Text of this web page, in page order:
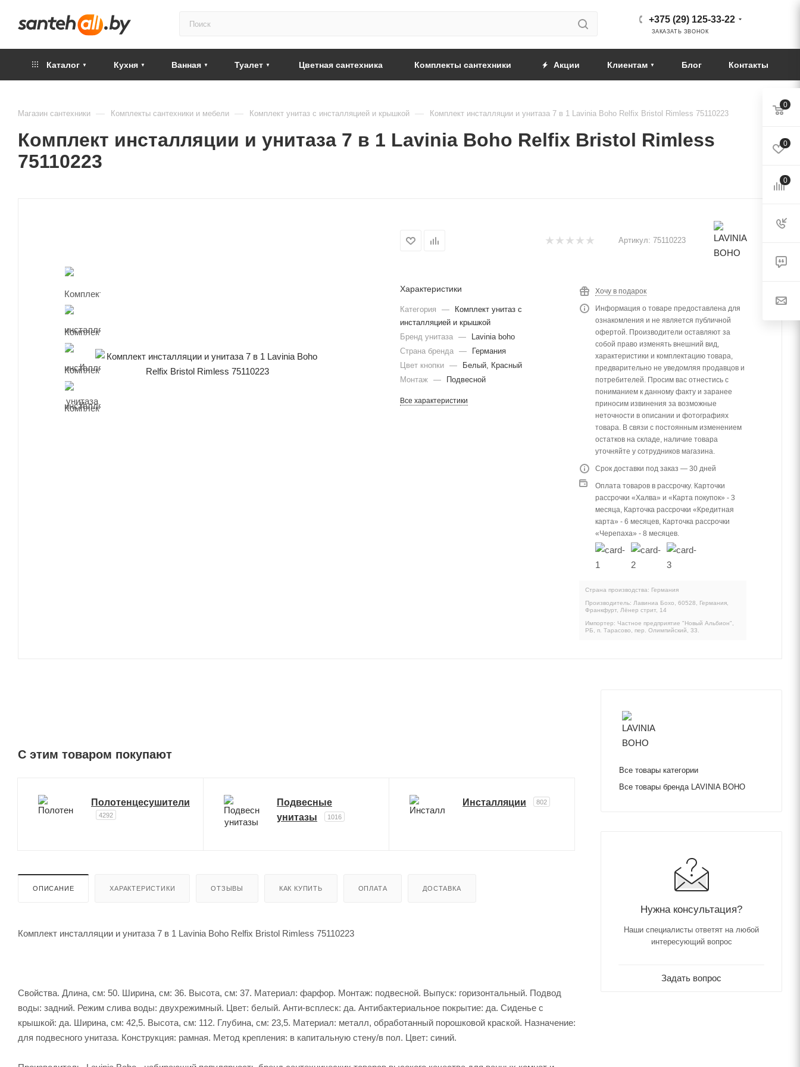
+375 (29) 125-33-22
ЗАКАЗАТЬ ЗВОНОК
Каталог Кухня Ванная Туалет Цветная сантехника Комплекты сантехники Акции Клиентам Блог Контакты
Магазин сантехники — Комплекты сантехники и мебели — Комплект унитаз с инсталляцией и крышкой — Комплект инсталляции и унитаза 7 в 1 Lavinia Boho Relfix Bristol Rimless 75110223
Комплект инсталляции и унитаза 7 в 1 Lavinia Boho Relfix Bristol Rimless
75110223
Артикул: 75110223
Характеристики
Категория —
Комплект унитаз с
инсталляцией и крышкой
Бренд унитаза —
Lavinia boho
Страна бренда —
Германия
Цвет кнопки —
Белый, Красный
Монтаж — Подвесной
Все характеристики
Хочу в подарок
Информация о товаре предоставлена для
ознакомления и не является публичной
офертой. Производители оставляют за
собой право изменять внешний вид,
характеристики и комплектацию товара,
предварительно не уведомляя продавцов и
потребителей. Просим вас отнестись с
пониманием к данному факту и заранее
приносим извинения за возможные
неточности в описании и фотографиях
товара. В связи с постоянным изменением
остатков на складе, наличие товара
уточняйте у сотрудников магазина.
Срок доставки под заказ — 30 дней
Оплата товаров в рассрочку. Карточки
рассрочки «Халва» и «Карта покупок» - 3
месяца, Карточка рассрочки «Кредитная
карта» - 6 месяцев, Карточка рассрочки
«Черепаха» - 8 месяцев.
Страна производства: Германия
Производитель: Лавиниа Бохо, 60528, Германия,
Франкфурт, Лёнер стрит, 14
Импортер: Частное предприятие "Новый Альбион",
РБ, п. Тарасово, пер. Олимпийский, 33.
C этим товаром покупают
Полотенцесушители
4292
Подвесные
унитазы
1016
Инсталляции 802
ОПИСАНИЕ ХАРАКТЕРИСТИКИ ОТЗЫВЫ КАК КУПИТЬ ОПЛАТА ДОСТАВКА
Комплект инсталляции и унитаза 7 в 1 Lavinia Boho Relfix Bristol Rimless 75110223
Свойства. Длина, см: 50. Ширина, см: 36. Высота, см: 37. Материал: фарфор. Монтаж: подвесной. Выпуск: горизонтальный. Подвод
воды: задний. Режим слива воды: двухрежимный. Цвет: белый. Анти-всплеск: да. Антибактериальное покрытие: да. Сиденье c
крышкой: да. Ширина, см: 42,5. Высота, см: 112. Глубина, см: 23,5. Материал: металл, обработанный порошковой краской. Назначение:
для подвесного унитаза. Конструкция: рамная. Метод крепления: в капитальную стену/в пол. Цвет: синий.
Все товары категории
Все товары бренда LAVINIA BOHO
Нужна консультация?
Наши специалисты ответят на любой
интересующий вопрос
Задать вопрос
0
0
0